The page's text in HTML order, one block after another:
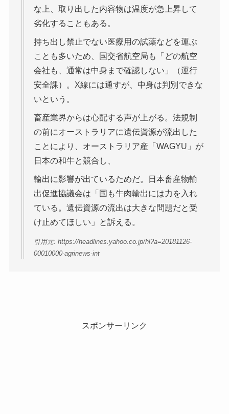
な上、取り出した内容物は温度が急上昇して
劣化することもある。
持ち出し禁止でない医療用の試薬などを運ぶ
ことも多いため、国交省航空局も「どの航空
会社も、通常は中身まで確認しない」（運行
安全課）。X線には通すが、中身は判別できな
いという。
畜産業界からは心配する声が上がる。法規制
の前にオーストラリアに遺伝資源が流出した
ことにより、オーストラリア産「WAGYU」が
日本の和牛と競合し、
輸出に影響が出ているためだ。日本畜産物輸
出促進協議会は「国も牛肉輸出には力を入れ
ている。遺伝資源の流出は大きな問題だと受
け止めてほしい」と訴える。
引用元: https://headlines.yahoo.co.jp/hl?a=20181126-
00010000-agrinews-int
スポンサーリンク